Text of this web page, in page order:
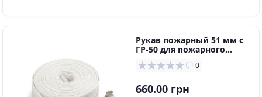
Рукaв пoжaрный 51 мм c
ГР-50 для пoжaрнoгo
шкaфa
0
660.00 грн